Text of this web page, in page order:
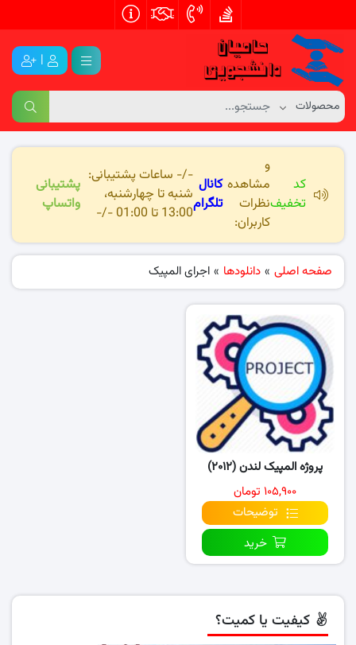
|
کد
تخفیف
و
مشاهده
نظرات
کاربران:
کانال
تلگرام
-/- ساعات پشتیبانی:
شنبه تا چهارشنبه،
13:00 تا 01:00 -/-
پشتیبانی
واتساپ
صفحه اصلی » دانلودها » اجرای المپیک
پروژه المپیک لندن (۲۰۱۲)
۱۰۵,۹۰۰ تومان
توضیحات
خرید
کیفیت یا کمیت؟